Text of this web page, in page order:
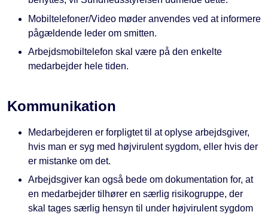
Mobiltelefoner/Video møder anvendes ved at informere
pågældende leder om smitten.
Arbejdsmobiltelefon skal være på den enkelte
medarbejder hele tiden.
Kommunikation
Medarbejderen er forpligtet til at oplyse arbejdsgiver,
hvis man er syg med højvirulent sygdom, eller hvis der
er mistanke om det.
Arbejdsgiver kan også bede om dokumentation for, at
en medarbejder tilhører en særlig risikogruppe, der
skal tages særlig hensyn til under højvirulent sygdom